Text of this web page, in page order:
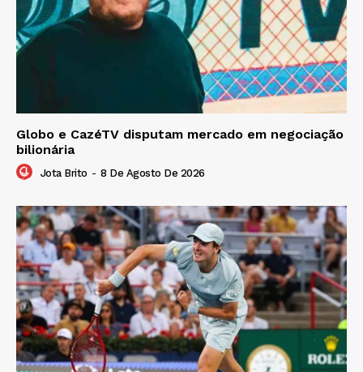
Globo e CazéTV disputam mercado em negociação
bilionária
Jota Brito - 8 De Agosto De 2026